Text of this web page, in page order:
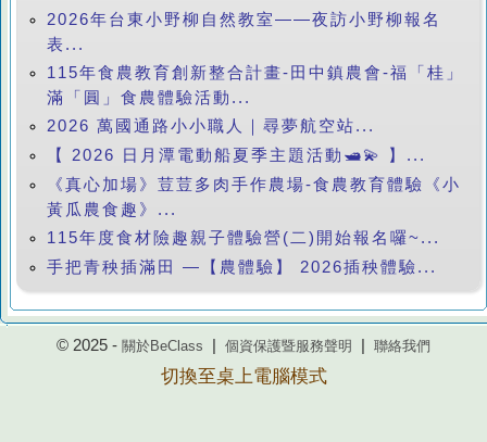
2026年台東小野柳自然教室——夜訪小野柳報名
表...
115年食農教育創新整合計畫-田中鎮農會-福「桂」
滿「圓」食農體驗活動...
2026 萬國通路小小職人｜尋夢航空站...
【 2026 日月潭電動船夏季主題活動🛥️💫 】...
《真心加場》荳荳多肉手作農場-食農教育體驗《小
黃瓜農食趣》...
115年度食材險趣親子體驗營(二)開始報名囉~...
手把青秧插滿田 —【農體驗】 2026插秧體驗...
© 2025 - 關於BeClass 個資保護暨服務聲明 聯絡我們
切換至桌上電腦模式